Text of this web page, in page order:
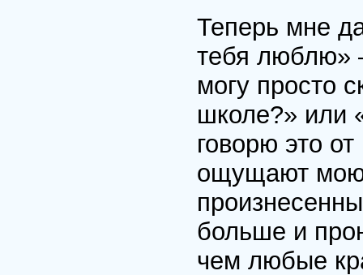
Теперь мне
тебя люблю»
могу просто
школе?» или
говорю это
ощущают
больше и
чем любые